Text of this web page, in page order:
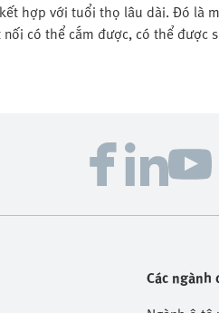
hợp với tuổi thọ lâu dài. Đó là
có thể cắm được, có thể được
Các ngành